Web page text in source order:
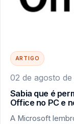
ARTIGO
02 de agosto de
Sabia que é
Office no PC e
A Microsoft